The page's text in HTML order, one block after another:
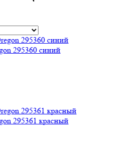
295360 синий
295361 красный